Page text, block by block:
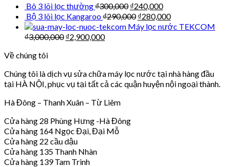
Bô 3 lõi lọc thường₫300,000 ₫240,000
Bộ 3 lõi lọc Kangaroo₫290,000 ₫280,000
Máy lọc nước TEKCOM
₫3,000,000 ₫2,900,000
Về chúng tôi
Chúng tôi là dịch vụ sửa chữa máy lọc nước tại nhà hàng đầu
tại HÀ NỘI, phục vụ tại tất cả các quận huyện nội ngoại thành.
Hà Đông – Thanh Xuân – Từ Liêm
Cửa hàng 28 Phùng Hưng -Hà Đông
Cửa hàng 164 Ngọc Đại, Đại Mỗ
Cửa hàng 22 cầu dậu
Cửa hàng 135 Thanh Nhàn
Cửa hàng 139 Tam Trinh